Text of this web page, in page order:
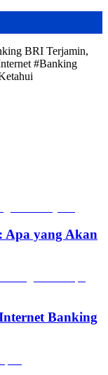
BRI Terjamin,
#Banking
Apa yang Akan
Banking